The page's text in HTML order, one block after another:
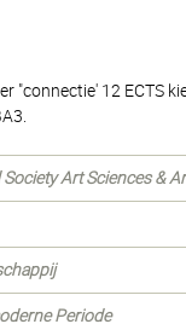
"connectie' 12 ECTS
Art Sciences &
Periode